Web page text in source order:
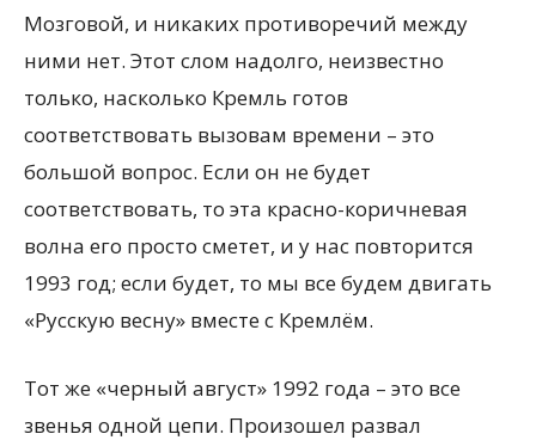
Мозговой, и никаких противоречий между
ними нет. Этот слом надолго, неизвестно
только, насколько Кремль готов
соответствовать вызовам времени – это
большой вопрос. Если он не будет
соответствовать, то эта красно-коричневая
волна его просто сметет, и у нас повторится
1993 год; если будет, то мы все будем двигать
«Русскую весну» вместе с Кремлём.
Тот же «черный август» 1992 года – это все
звенья одной цепи. Произошел развал